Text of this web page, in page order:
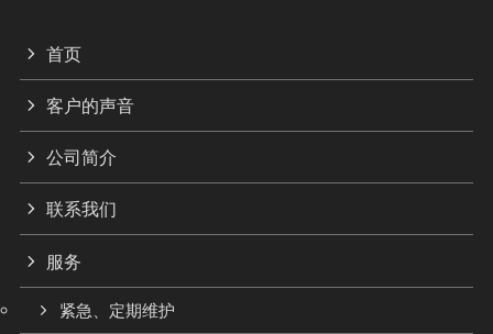
首页
客户的声音
公司简介
联系我们
服务
紧急、定期维护